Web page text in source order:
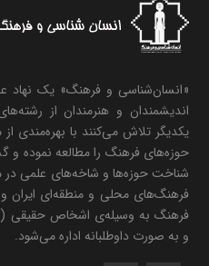
«انسان‌شناسی و فرهنگ» یک نهاد
اندیشمندان و هنرمندان از
یکدیگر تلاش می‌کنند با بهره‌مندی از
حوزه‌های فرهنگ را مطالعه نموده و
شناخت حوزه‌ها و شاخه‌های علمی در
فرهنگ‌های محلی و منطقه‌ای ایران و
فرهنگ به وسیله‌ی اشخاص حقیقی
و به صورت داوطلبانه اداره می‌شود.